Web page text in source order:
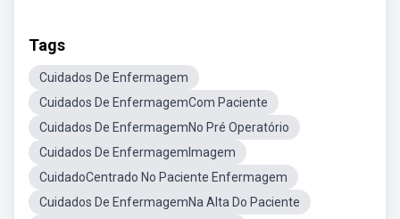
Tags
Cuidados De Enfermagem
Cuidados De EnfermagemCom Paciente
Cuidados De EnfermagemNo Pré Operatório
Cuidados De EnfermagemImagem
CuidadoCentrado No Paciente Enfermagem
Cuidados De EnfermagemNa Alta Do Paciente